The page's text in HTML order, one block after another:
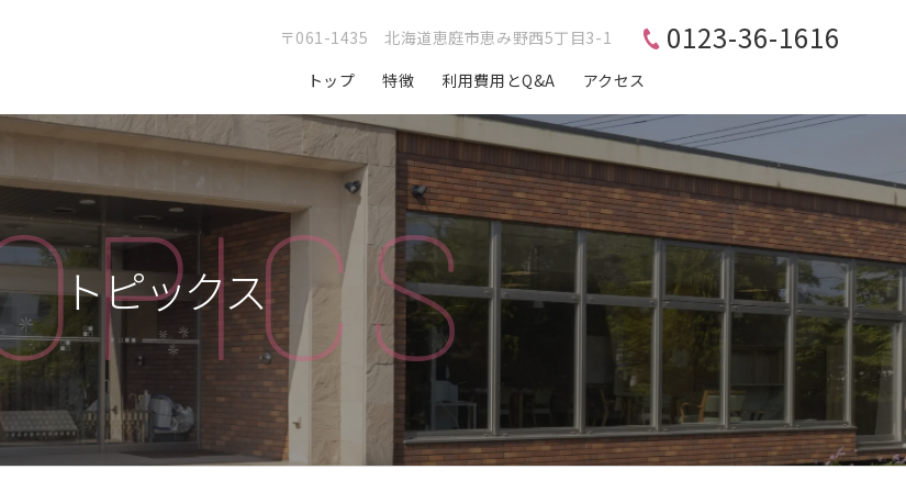
〒061-1435 北海道恵庭市恵み野西5丁目3-1 0123-36-1616
トップ 特徴 利用費用とQ&A アクセス
トピックス
PICS